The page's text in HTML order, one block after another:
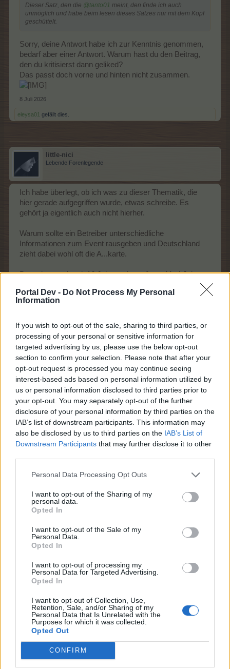
Portal Dev - Do Not Process My Personal
Information
If you wish to opt-out of the sale, sharing to third parties, or
processing of your personal or sensitive information for
targeted advertising by us, please use the below opt-out
section to confirm your selection. Please note that after your
opt-out request is processed you may continue seeing
interest-based ads based on personal information utilized by
us or personal information disclosed to third parties prior to
your opt-out. You may separately opt-out of the further
disclosure of your personal information by third parties on the
IAB’s list of downstream participants. This information may
also be disclosed by us to third parties on the IAB’s List of
Downstream Participants that may further disclose it to other
Personal Data Processing Opt Outs
I want to opt-out of the Sharing of my
personal data.
Opted In
I want to opt-out of the Sale of my
Personal Data.
Opted In
I want to opt-out of processing my
Personal Data for Targeted Advertising.
Opted In
I want to opt-out of Collection, Use,
Retention, Sale, and/or Sharing of my
Personal Data that Is Unrelated with the
Purposes for which it was collected.
Opted Out
CONFIRM
Dieser Satz, den die @tanto01 meint, den finde ich auch
unmöglich und habe beim lesen dieses Satzes nur mit dem Kopf
geschüttelt.
Sorry, deine Antwort habe ich zur Kenntnis genommen,
bedarf aber einer Antwort. Warum hast du den Beitrag,
den du kritisierst dann geliked?
Das passt doch vorne und hinten nicht zusammen.
8 Juli 2026
eleysa01 gefällt dies.
little-nici
Lebende Forenlegende
Ich habe überlegt, ob ich was zu dieser Thematik, die
hier gerade aufgegriffen wurde, etwas schreibe. Es
gehört ja eigentlich auch nicht hierher.
Warum sollte ein Betreiber unterschiedliche
Informationen zum Event rausgeben und Deutschland
zieht dabei wohl oft die A...karte.
Das wissen wir seit 16 Jahren, dass dieser Mod-Job
ständige Hinweis darauf macht es aber auch nicht
besser.
Moderatoren stark abgenommen hat. Nachschub weit
und breit nicht in Sicht.
Wir sind von der Anzahl der Moderatoren in den letzten
Jahren verwöhnt worden.
Ungarn arbeitet derzeit mit nur 2 oder 3 Moderatoren und
trotzdem kommen dort Ankündigungen, Hinweise,
zeitnahe Korrekturen, Fehlermeldungen usw. Ich kann
mich täuschen, aber ich habe oft das Gefühl, hier ist die
Luft auch raus.
In der Event-FAQ fehlen oft Informationen, die einige
Spieler u.a. auch ich, aus dem Ausland hierher holen.
Diese bekommt Detschland nicht?
Das deutsche Farmerama-Forum ist nach wie vor eins
Ausland umschaut. Dieses dicht zu machen, wäre für
dieses Spiel ganz sicher nicht von Vorteil.
Vllt. muss man sich neu aufstellen, was der
kommunizieren, dass man mit der Anzahl der
Moderatoren hier nicht mehr zurecht kommt. Man keine
Zeit mehr findet, OA, FAQ und auch die vorhandenen
FAQ zu pflegen/ergänzen/korrigieren usw.
Bsp., seit gestern Mittag ist im Ausland eine Ankündigung
zu lesen. Hier habe ich dazu noch nichts gefunden.
übersehen oder weiß der Geier, warum hier nichts zu
finden ist?
Und sollte mir hier irgendetwas nicht gefallen, sollte es
möglich sein, dies auch zu kommunizieren... ohne das
sich hier irgendjemand angegriffen fühlt und es einem